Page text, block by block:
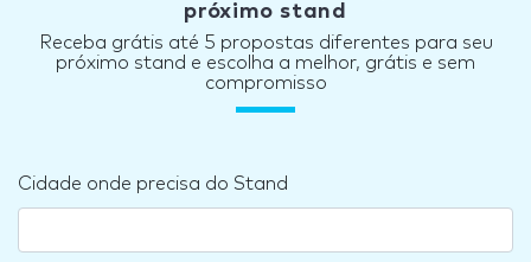
próximo stand
Receba grátis até 5 propostas diferentes para seu
próximo stand e escolha a melhor, grátis e sem
compromisso
Cidade onde precisa do Stand